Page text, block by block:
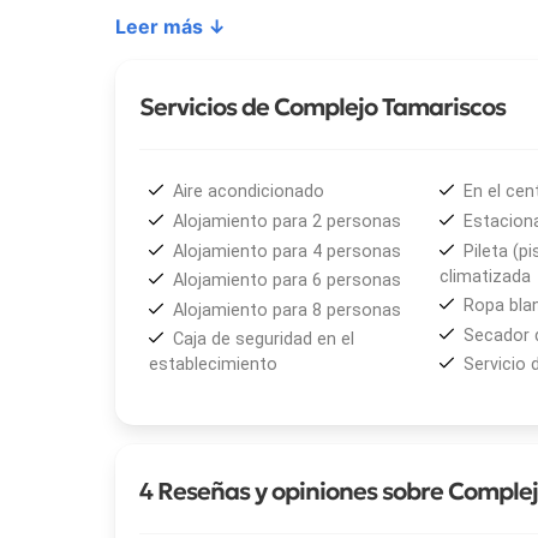
donde en marea baja se forman piletones
habitaciones, potenciando el encanto del entorno.
departamentos totalmente equipados para
habitaciones dobles
con desayuno a la
y un sector de parrillas, ya sea en los balcones
Pensado para toda la familia, el complejo incluye
chicos se diviertan mientras los adultos disfrutan
dueños, la calidad de los servicios y la
Leer más ↓
Servicios de Complejo Tamariscos
Aire acondicionado
Alojamiento para 2 personas
Alojamiento para 4 personas
Alojamiento para 6 personas
Alojamiento para 8 personas
Caja de seguridad en el
establecimiento
En el
Pileta
climatizada
Ropa
Secador
Servicio
4 Reseñas y opiniones sobre